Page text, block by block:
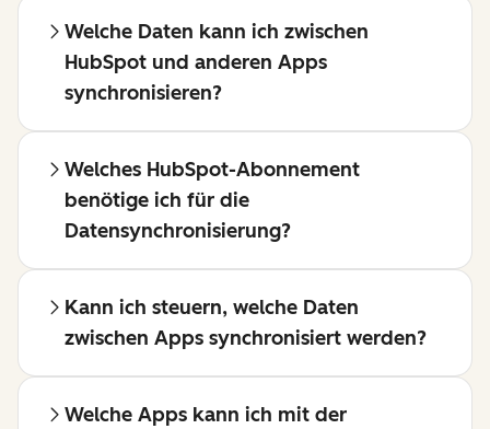
Welche Daten kann ich zwischen
HubSpot und anderen Apps
synchronisieren?
Welches HubSpot-Abonnement
benötige ich für die
Datensynchronisierung?
Kann ich steuern, welche Daten
zwischen Apps synchronisiert werden?
Welche Apps kann ich mit der